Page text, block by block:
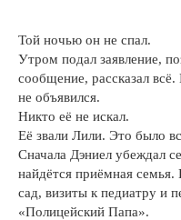
Той ночью он не спал.
Утром подал заявление,
сообщение, рассказал
не объявился.
Никто её не искал.
Её звали Лили. Это было
Сначала Дэниел убеждал
найдётся приёмная
сад, визиты к педиатру и
«Полицейский Папа».